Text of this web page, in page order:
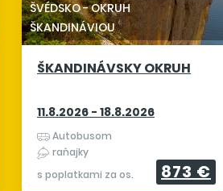
ŠVÉDSKO-OKRUH
ŠKANDINÁVIOU
ŠKANDINÁVSKY OKRUH
11.8.2026 - 18.8.2026
Autobusom
raňajky
s poplatkami za os.
873 €